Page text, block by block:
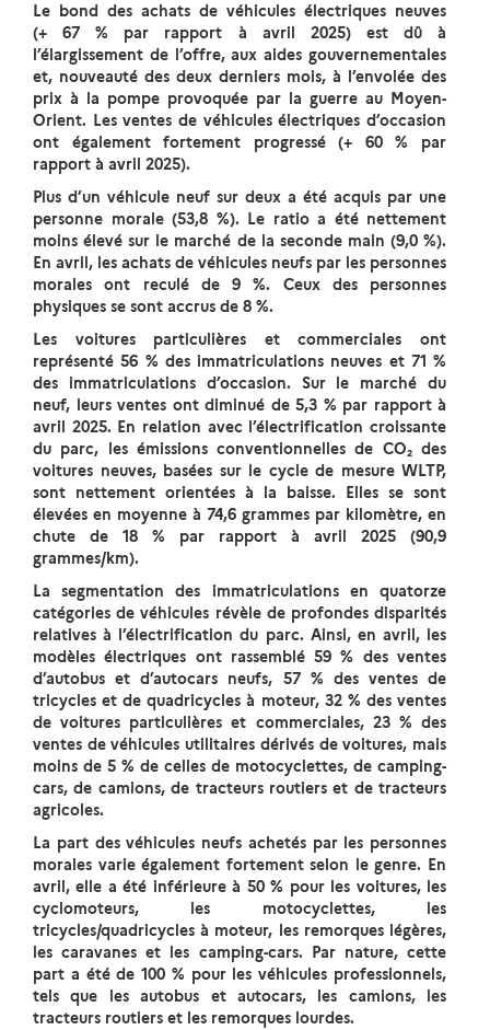
Le bond des achats de véhicules électriques neuves
(+ 67 % par rapport à avril 2025) est dû à
l’élargissement de l’offre, aux aides gouvernementales
et, nouveauté des deux derniers mois, à l’envolée des
prix à la pompe provoquée par la guerre au Moyen-
Orient. Les ventes de véhicules électriques d’occasion
ont également fortement progressé (+ 60 % par
rapport à avril 2025).
Plus d’un véhicule neuf sur deux a été acquis par une
personne morale (53,8 %). Le ratio a été nettement
moins élevé sur le marché de la seconde main (9,0 %).
En avril, les achats de véhicules neufs par les personnes
morales ont reculé de 9 %. Ceux des personnes
physiques se sont accrus de 8 %.
Les voitures particulières et commerciales ont
représenté 56 % des immatriculations neuves et 71 %
des immatriculations d’occasion. Sur le marché du
neuf, leurs ventes ont diminué de 5,3 % par rapport à
avril 2025. En relation avec l’électrification croissante
du parc, les émissions conventionnelles de CO₂ des
voitures neuves, basées sur le cycle de mesure WLTP,
sont nettement orientées à la baisse. Elles se sont
élevées en moyenne à 74,6 grammes par kilomètre, en
chute de 18 % par rapport à avril 2025 (90,9
grammes/km).
La segmentation des immatriculations en quatorze
catégories de véhicules révèle de profondes disparités
relatives à l’électrification du parc. Ainsi, en avril, les
modèles électriques ont rassemblé 59 % des ventes
d’autobus et d’autocars neufs, 57 % des ventes de
tricycles et de quadricycles à moteur, 32 % des ventes
de voitures particulières et commerciales, 23 % des
ventes de véhicules utilitaires dérivés de voitures, mais
moins de 5 % de celles de motocyclettes, de camping-
cars, de camions, de tracteurs routiers et de tracteurs
agricoles.
La part des véhicules neufs achetés par les personnes
morales varie également fortement selon le genre. En
avril, elle a été inférieure à 50 % pour les voitures, les
cyclomoteurs, les motocyclettes, les
tricycles/quadricycles à moteur, les remorques légères,
les caravanes et les camping-cars. Par nature, cette
part a été de 100 % pour les véhicules professionnels,
tels que les autobus et autocars, les camions, les
tracteurs routiers et les remorques lourdes.